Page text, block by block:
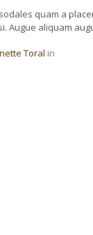
quam a
Augue aliquam
Toral in